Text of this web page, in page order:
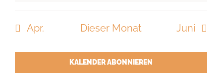
Apr. Dieser Monat Juni
KALENDER ABONNIEREN